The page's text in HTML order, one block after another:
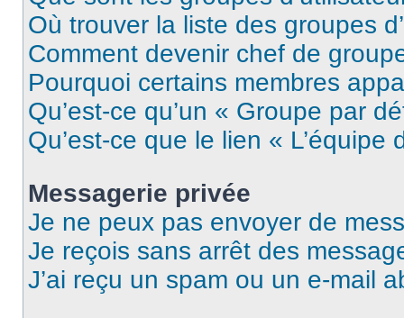
Où trouver la liste des groupes
Comment devenir chef de
Pourquoi certains membres
Qu’est-ce qu’un « Groupe par
Qu’est-ce que le lien « L’équipe
Messagerie privée
Je ne peux pas envoyer de
Je reçois sans arrêt des
J’ai reçu un spam ou un e-mail